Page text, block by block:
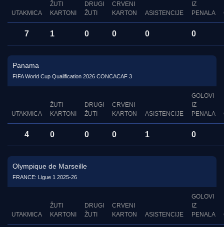
UTAKMICA
ŽUTI
KARTONI
DRUGI
ŽUTI
CRVENI
KARTON
ASISTENCIJE
IZ
PENALA
7 1 0 0 0 0
Panama
FIFA World Cup Qualification 2026 CONCACAF 3
UTAKMICA
ŽUTI
KARTONI
DRUGI
ŽUTI
CRVENI
KARTON
ASISTENCIJE
GOLOVI
IZ
PENALA
4 0 0 0 1 0
Olympique de Marseille
FRANCE: Ligue 1 2025-26
UTAKMICA
ŽUTI
KARTONI
DRUGI
ŽUTI
CRVENI
KARTON
ASISTENCIJE
GOLOVI
IZ
PENALA